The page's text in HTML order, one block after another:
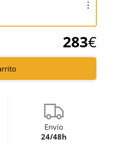
283€
Envío
24/48h